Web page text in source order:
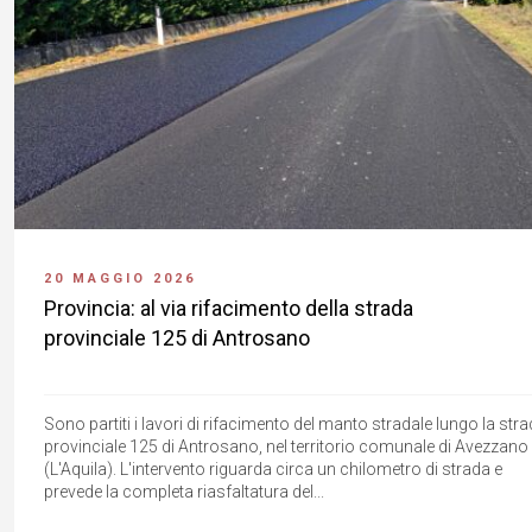
20 MAGGIO 2026
Provincia: al via rifacimento della strada
provinciale 125 di Antrosano
Sono partiti i lavori di rifacimento del manto stradale lungo la
provinciale 125 di Antrosano, nel territorio comunale di Avezzano
(L'Aquila). L'intervento riguarda circa un chilometro di strada e
prevede la completa riasfaltatura del...